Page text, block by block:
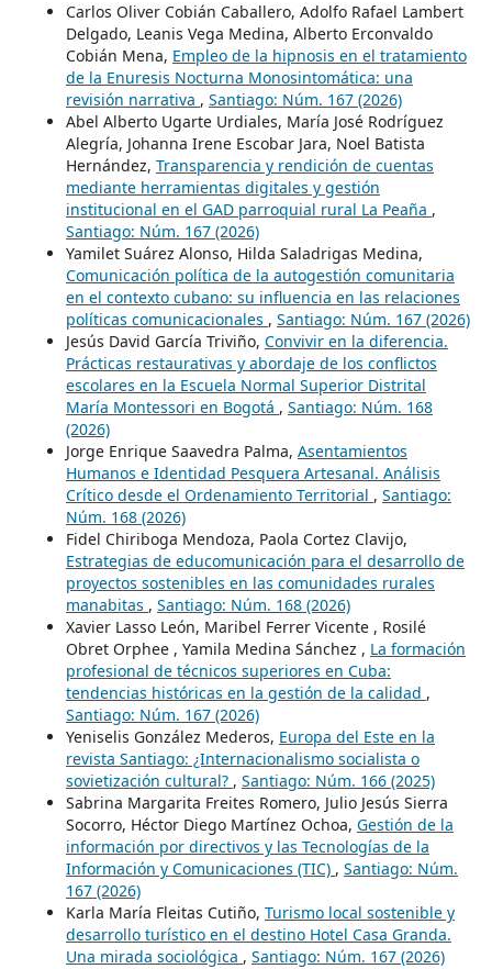
Carlos Oliver Cobián Caballero, Adolfo Rafael Lambert
Delgado, Leanis Vega Medina, Alberto Erconvaldo
Cobián Mena, Empleo de la hipnosis en el tratamiento
de la Enuresis Nocturna Monosintomática: una
revisión narrativa , Santiago: Núm. 167 (2026)
Abel Alberto Ugarte Urdiales, María José Rodríguez
Alegría, Johanna Irene Escobar Jara, Noel Batista
Hernández, Transparencia y rendición de cuentas
mediante herramientas digitales y gestión
institucional en el GAD parroquial rural La Peaña ,
Santiago: Núm. 167 (2026)
Yamilet Suárez Alonso, Hilda Saladrigas Medina,
Comunicación política de la autogestión comunitaria
en el contexto cubano: su influencia en las relaciones
políticas comunicacionales , Santiago: Núm. 167 (2026)
Jesús David García Triviño, Convivir en la diferencia.
Prácticas restaurativas y abordaje de los conflictos
escolares en la Escuela Normal Superior Distrital
María Montessori en Bogotá , Santiago: Núm. 168
(2026)
Jorge Enrique Saavedra Palma, Asentamientos
Humanos e Identidad Pesquera Artesanal. Análisis
Crítico desde el Ordenamiento Territorial , Santiago:
Núm. 168 (2026)
Fidel Chiriboga Mendoza, Paola Cortez Clavijo,
Estrategias de educomunicación para el desarrollo de
proyectos sostenibles en las comunidades rurales
manabitas , Santiago: Núm. 168 (2026)
Xavier Lasso León, Maribel Ferrer Vicente , Rosilé
Obret Orphee , Yamila Medina Sánchez , La formación
profesional de técnicos superiores en Cuba:
tendencias históricas en la gestión de la calidad ,
Santiago: Núm. 167 (2026)
Yeniselis González Mederos, Europa del Este en la
revista Santiago: ¿Internacionalismo socialista o
sovietización cultural? , Santiago: Núm. 166 (2025)
Sabrina Margarita Freites Romero, Julio Jesús Sierra
Socorro, Héctor Diego Martínez Ochoa, Gestión de la
información por directivos y las Tecnologías de la
Información y Comunicaciones (TIC) , Santiago: Núm.
167 (2026)
Karla María Fleitas Cutiño, Turismo local sostenible y
desarrollo turístico en el destino Hotel Casa Granda.
Una mirada sociológica , Santiago: Núm. 167 (2026)